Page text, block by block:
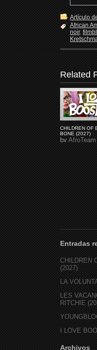
Artículo
African
noir,
Related
CHILDREN OF
BONE (2027)
byAfroTeam
Entradas
CHILDREN
(2027)
LA
LES
RITCHIE
I LOVE
Archivos